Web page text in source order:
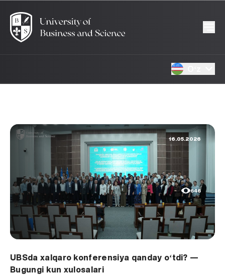
16.05.2026
646
UBSda xalqaro konferensiya qanday oʻtdi? —
Bugungi kun xulosalari